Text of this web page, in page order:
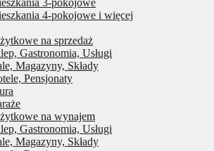
3-pokojowe
4-pokojowe i więcej
na sprzedaż
Gastronomia, Usługi
Magazyny, Składy
Pensjonaty
na wynajem
Gastronomia, Usługi
Magazyny, Składy